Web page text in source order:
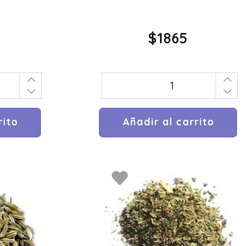
$1865
Añadir al carrito